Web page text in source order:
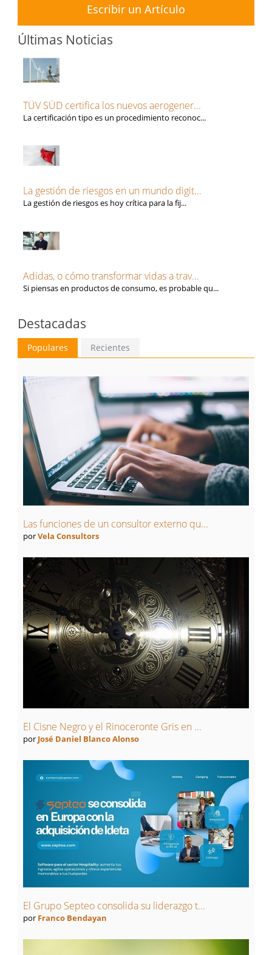
Escribir un Artículo
Últimas Noticias
TÜV SÜD certifica los nuevos aerogener...
La certificación tipo es un procedimiento reconoc...
La gestión de riesgos en un mundo digit...
La gestión de riesgos es hoy crítica para la fij...
Adidas, o cómo transformar vidas a trav...
Si piensas en productos de consumo, es probable qu...
Destacadas
Populares Recientes
Las funciones de un consultor externo qu...
porVela Consultors
El Cisne Negro y el Rinoceronte Gris en ...
por José Daniel Blanco Alonso
El Grupo Septeo consolida su liderazgo t...
por Franco Bendayan